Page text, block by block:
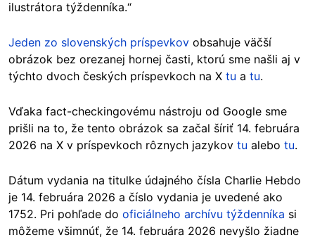
ilustrátora týždenníka.“
Jeden zo slovenských príspevkov obsahuje väčší
obrázok bez orezanej hornej časti, ktorú sme našli aj v
týchto dvoch českých príspevkoch na X tu a tu.
Vďaka fact-checkingovému nástroju od Google sme
prišli na to, že tento obrázok sa začal šíriť 14. februára
2026 na X v príspevkoch rôznych jazykov tu alebo tu.
Dátum vydania na titulke údajného čísla Charlie Hebdo
je 14. februára 2026 a číslo vydania je uvedené ako
1752. Pri pohľade do oficiálneho archívu týždenníka si
môžeme všimnúť, že 14. februára 2026 nevyšlo žiadne